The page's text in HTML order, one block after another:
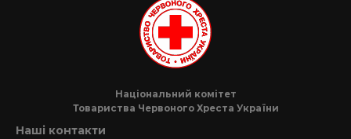
Національний комітет
Товариства Червоного Хреста України
Наші контакти